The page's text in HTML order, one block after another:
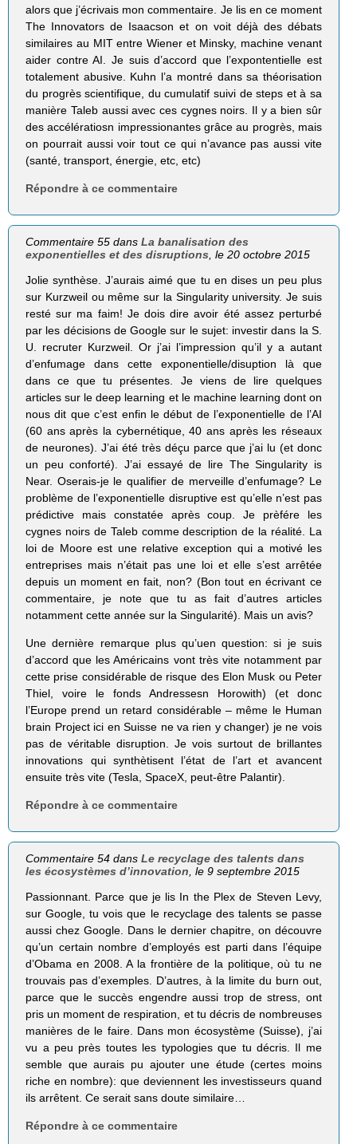
alors que j’écrivais mon commentaire. Je lis en ce moment
The Innovators de Isaacson et on voit déjà des débats
similaires au MIT entre Wiener et Minsky, machine venant
aider contre AI. Je suis d’accord que l’expontentielle est
totalement abusive. Kuhn l’a montré dans sa théorisation
du progrès scientifique, du cumulatif suivi de steps et à sa
manière Taleb aussi avec ces cygnes noirs. Il y a bien sûr
des accélératiosn impressionantes grâce au progrès, mais
on pourrait aussi voir tout ce qui n’avance pas aussi vite
(santé, transport, énergie, etc, etc)
Répondre à ce commentaire
Commentaire 55 dansLa banalisation des
exponentielles et des disruptions , le 20 octobre 2015
Jolie synthèse. J’aurais aimé que tu en dises un peu plus
sur Kurzweil ou même sur la Singularity university. Je suis
resté sur ma faim! Je dois dire avoir été assez perturbé
par les décisions de Google sur le sujet: investir dans la S.
U. recruter Kurzweil. Or j’ai l’impression qu’il y a autant
d’enfumage dans cette exponentielle/disuption là que
dans ce que tu présentes. Je viens de lire quelques
articles sur le deep learning et le machine learning dont on
nous dit que c’est enfin le début de l’exponentielle de l’AI
(60 ans après la cybernétique, 40 ans après les réseaux
de neurones). J’ai été très déçu parce que j’ai lu (et donc
un peu conforté). J’ai essayé de lire The Singularity is
Near. Oserais-je le qualifier de merveille d’enfumage? Le
problème de l’exponentielle disruptive est qu’elle n’est pas
prédictive mais constatée après coup. Je prèfére les
cygnes noirs de Taleb comme description de la réalité. La
loi de Moore est une relative exception qui a motivé les
entreprises mais n’était pas une loi et elle s’est arrêtée
depuis un moment en fait, non? (Bon tout en écrivant ce
commentaire, je note que tu as fait d’autres articles
notamment cette année sur la Singularité). Mais un avis?
Une dernière remarque plus qu’uen question: si je suis
d’accord que les Américains vont très vite notamment par
cette prise considérable de risque des Elon Musk ou Peter
Thiel, voire le fonds Andressesn Horowith) (et donc
l’Europe prend un retard considérable – même le Human
brain Project ici en Suisse ne va rien y changer) je ne vois
pas de véritable disruption. Je vois surtout de brillantes
innovations qui synthètisent l’état de l’art et avancent
ensuite très vite (Tesla, SpaceX, peut-être Palantir).
Répondre à ce commentaire
Commentaire 54 dansLe recyclage des talents dans
les écosystèmes d’innovation, le 9 septembre 2015
Passionnant. Parce que je lis In the Plex de Steven Levy,
sur Google, tu vois que le recyclage des talents se passe
aussi chez Google. Dans le dernier chapitre, on découvre
qu’un certain nombre d’employés est parti dans l’équipe
d’Obama en 2008. A la frontière de la politique, où tu ne
trouvais pas d’exemples. D’autres, à la limite du burn out,
parce que le succès engendre aussi trop de stress, ont
pris un moment de respiration, et tu décris de nombreuses
manières de le faire. Dans mon écosystème (Suisse), j’ai
vu a peu près toutes les typologies que tu décris. Il me
semble que aurais pu ajouter une étude (certes moins
riche en nombre): que deviennent les investisseurs quand
ils arrêtent. Ce serait sans doute similaire…
Répondre à ce commentaire